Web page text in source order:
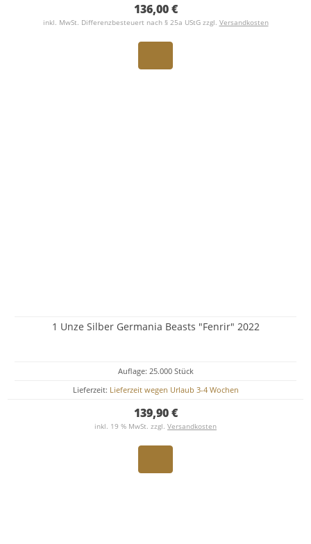
136,00 €
inkl. MwSt. Differenzbesteuert nach § 25a UStG zzgl. Versandkosten
1 Unze Silber Germania Beasts "Fenrir" 2022
Auflage: 25.000 Stück
Lieferzeit: Lieferzeit wegen Urlaub 3-4 Wochen
139,90 €
inkl. 19 % MwSt. zzgl. Versandkosten